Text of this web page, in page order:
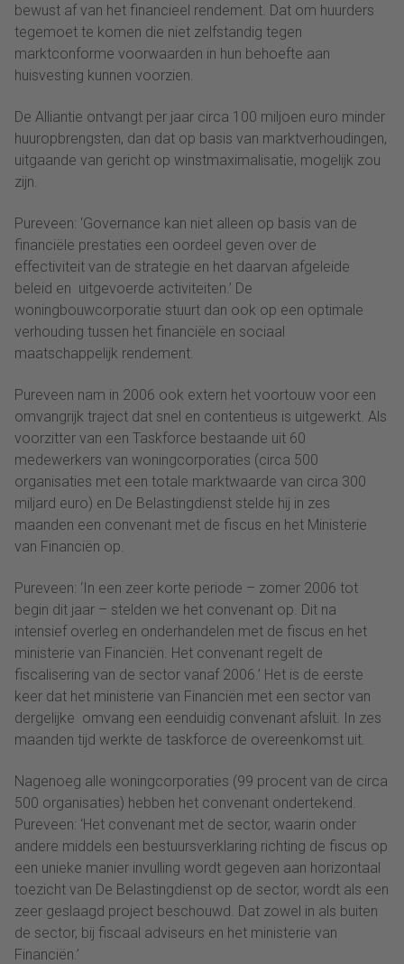
bewust af van het financieel rendement. Dat om huurders
tegemoet te komen die niet zelfstandig tegen
marktconforme voorwaarden in hun behoefte aan
huisvesting kunnen voorzien.
De Alliantie ontvangt per jaar circa 100 miljoen euro minder
huuropbrengsten, dan dat op basis van marktverhoudingen,
uitgaande van gericht op winstmaximalisatie, mogelijk zou
zijn.
Pureveen: ‘Governance kan niet alleen op basis van de
financiële prestaties een oordeel geven over de
effectiviteit van de strategie en het daarvan afgeleide
beleid en uitgevoerde activiteiten.’ De
woningbouwcorporatie stuurt dan ook op een optimale
verhouding tussen het financiële en sociaal
maatschappelijk rendement.
Pureveen nam in 2006 ook extern het voortouw voor een
omvangrijk traject dat snel en contentieus is uitgewerkt. Als
voorzitter van een Taskforce bestaande uit 60
medewerkers van woningcorporaties (circa 500
organisaties met een totale marktwaarde van circa 300
miljard euro) en De Belastingdienst stelde hij in zes
maanden een convenant met de fiscus en het Ministerie
van Financiën op.
Pureveen: ‘In een zeer korte periode – zomer 2006 tot
begin dit jaar – stelden we het convenant op. Dit na
intensief overleg en onderhandelen met de fiscus en het
ministerie van Financiën. Het convenant regelt de
fiscalisering van de sector vanaf 2006.’ Het is de eerste
keer dat het ministerie van Financiën met een sector van
dergelijke omvang een eenduidig convenant afsluit. In zes
maanden tijd werkte de taskforce de overeenkomst uit.
Nagenoeg alle woningcorporaties (99 procent van de circa
500 organisaties) hebben het convenant ondertekend.
Pureveen: ‘Het convenant met de sector, waarin onder
andere middels een bestuursverklaring richting de fiscus op
een unieke manier invulling wordt gegeven aan horizontaal
toezicht van De Belastingdienst op de sector, wordt als een
zeer geslaagd project beschouwd. Dat zowel in als buiten
de sector, bij fiscaal adviseurs en het ministerie van
Financiën.’